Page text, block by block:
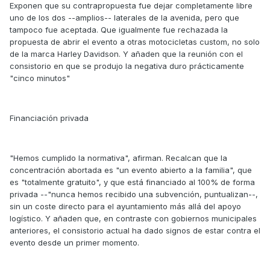
Exponen que su contrapropuesta fue dejar completamente libre
uno de los dos --amplios-- laterales de la avenida, pero que
tampoco fue aceptada. Que igualmente fue rechazada la
propuesta de abrir el evento a otras motocicletas custom, no solo
de la marca Harley Davidson. Y añaden que la reunión con el
consistorio en que se produjo la negativa duro prácticamente
"cinco minutos"
Financiación privada
"Hemos cumplido la normativa", afirman. Recalcan que la
concentración abortada es "un evento abierto a la familia", que
es "totalmente gratuito", y que está financiado al 100% de forma
privada --"nunca hemos recibido una subvención, puntualizan--,
sin un coste directo para el ayuntamiento más allá del apoyo
logístico. Y añaden que, en contraste con gobiernos municipales
anteriores, el consistorio actual ha dado signos de estar contra el
evento desde un primer momento.